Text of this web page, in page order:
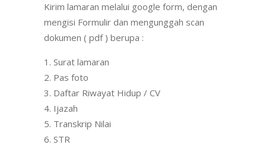
Kirim lamaran melalui google form, dengan
mengisi Formulir dan mengunggah scan
dokumen ( pdf ) berupa :
Surat lamaran
Pas foto
Daftar Riwayat Hidup / CV
Ijazah
Transkrip Nilai
STR